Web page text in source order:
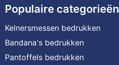
Populaire categorieën
Kelnersmessen bedrukken
Bandana's bedrukken
Pantoffels bedrukken